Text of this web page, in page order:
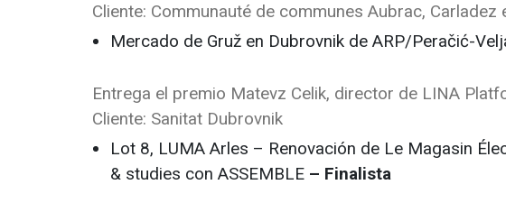
Cliente: Communauté de communes Aubrac, Carladez
Mercado de Gruž en Dubrovnik de ARP/Peračić-
Entrega el premio Matevz Celik, director de LINA
Cliente: Sanitat Dubrovnik
Lot 8, LUMA Arles – Renovación de Le Magasin
& studies con ASSEMBLE – Finalista